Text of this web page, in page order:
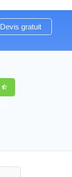
Devis gratuit